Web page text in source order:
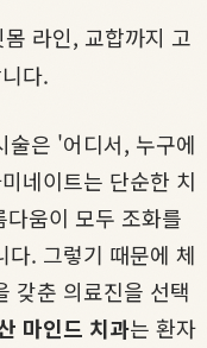
라인, 교합까지 고
다.
술은 '어디서, 누구에
네이트는 단순한 치
움이 모두 조화를
다. 그렇기 때문에 체
갖춘 의료진을 선택
마인드 치과는 환자